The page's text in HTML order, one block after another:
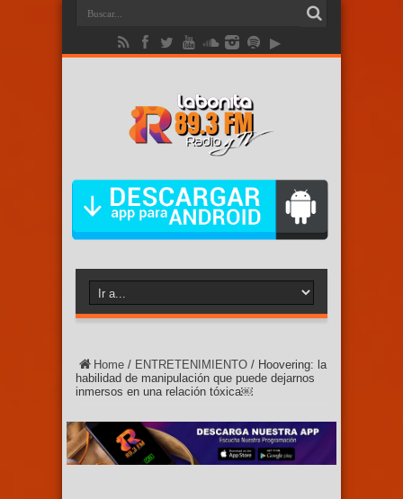
Home / ENTRETENIMIENTO / Hoovering: la
habilidad de manipulación que puede dejarnos
inmersos en una relación tóxica￼